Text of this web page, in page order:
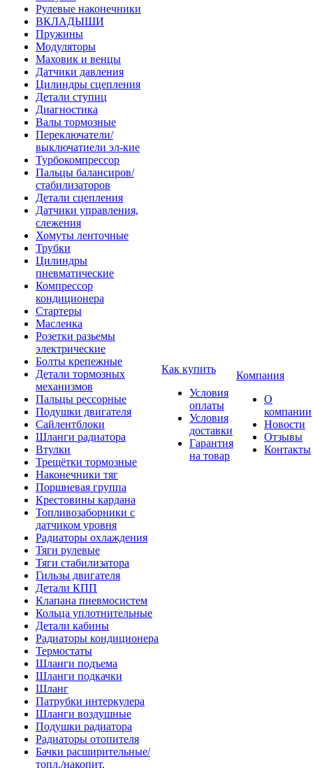
Рулевые наконечники
ВКЛАДЫШИ
Пружины
Модуляторы
Маховик и венцы
Датчики давления
Цилиндры сцепления
Детали ступиц
Диагностика
Валы тормозные
Переключатели/
выключатиели эл-кие
Турбокомпрессор
Пальцы балансиров/
стабилизаторов
Детали сцепления
Датчики управления,
слежения
Хомуты ленточные
Трубки
Цилиндры
пневматические
Компрессор
кондиционера
Стартеры
Масленка
Розетки разьемы
электрические
Болты крепежные
Детали тормозных
механизмов
Пальцы рессорные
Подушки двигателя
Сайлентблоки
Шланги радиатора
Втулки
Трещётки тормозные
Наконечники тяг
Поршневая группа
Крестовины кардана
Топливозаборники с
датчиком уровня
Радиаторы охлаждения
Тяги рулевые
Тяги стабилизатора
Гильзы двигателя
Детали КПП
Клапана пневмосистем
Кольца уплотнительные
Детали кабины
Радиаторы кондиционера
Термостаты
Шланги подъема
Шланги подкачки
Шланг
Патрубки интеркулера
Шланги воздушные
Подушки радиатора
Радиаторы отопителя
Бачки расширительные/
топл./накопит.
Как купить
Условия
оплаты
Условия
доставки
Гарантия
на товар
Компания
О
компании
Новости
Отзывы
Контакты